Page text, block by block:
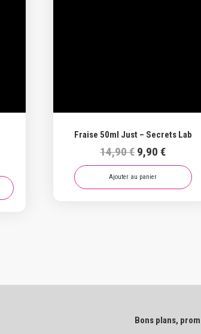
Fraise 50ml Just – Secrets Lab
14,90€ Le
prix
initial
était :
9,90€Le
prix
actuel
est :
Ajouter au panier
Bons plans,